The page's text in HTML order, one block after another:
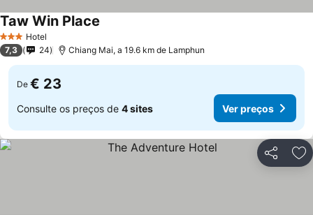
3 EstrelasHotel
Taw Win Place
7,3 24 Chiang Mai, a 19.6 km de Lamphun
De € 23
Consulte os preços de 4 sites Ver preços
Partilhar